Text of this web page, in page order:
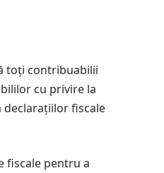
toți contribuabilii
cu privire la
fiscale
fiscale pentru a